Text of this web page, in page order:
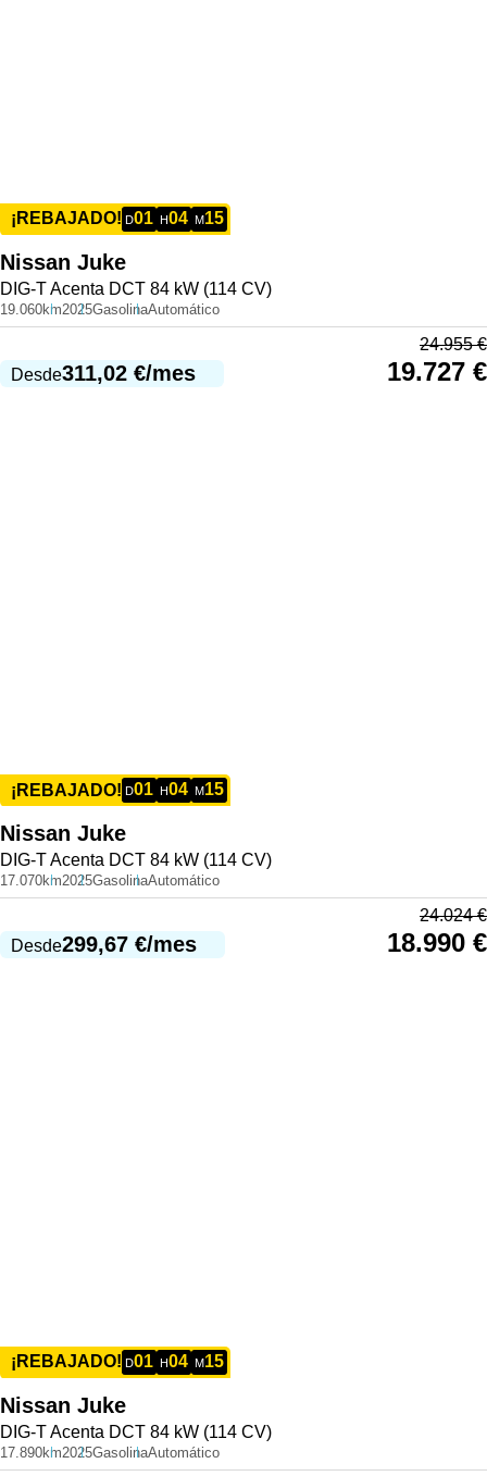
¡REBAJADO! D01 H04 M15
Nissan Juke
DIG-T Acenta DCT 84 kW (114 CV)
19.060km2025GasolinaAutomático
Desde311,02 €/mes
24.955€
19.727 €
¡REBAJADO! D01 H04 M15
Nissan Juke
DIG-T Acenta DCT 84 kW (114 CV)
17.070km2025GasolinaAutomático
Desde299,67 €/mes
24.024€
18.990 €
¡REBAJADO! D01 H04 M15
Nissan Juke
DIG-T Acenta DCT 84 kW (114 CV)
17.890km2025GasolinaAutomático